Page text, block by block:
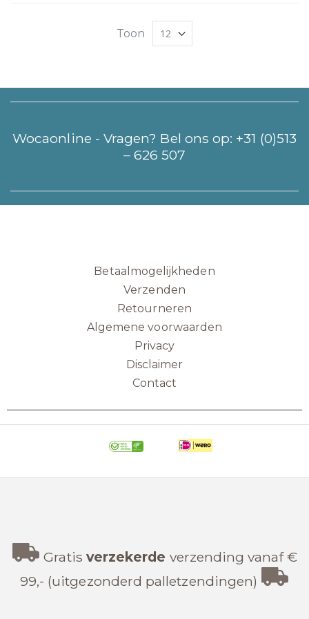
Toon
Wocaonline - Vragen? Bel ons op: +31 (0)513
– 626 507
Betaalmogelijkheden
Verzenden
Retourneren
Algemene voorwaarden
Privacy
Disclaimer
Contact
Gratis verzekerde verzending vanaf €
99,- (uitgezonderd palletzendingen)